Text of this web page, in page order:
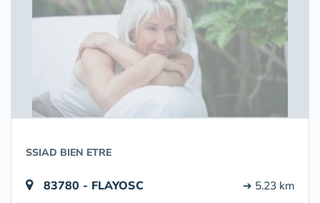
SSIAD BIEN ETRE
83780 - FLAYOSC ➔ 5.23 km